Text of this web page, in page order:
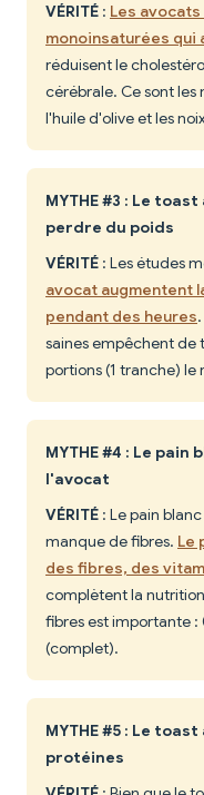
VÉRITÉ : Les
monoinsaturées qui
réduisent le
cérébrale. Ce sont les
l'huile d'olive et les
MYTHE #3 : Le
perdre du poids
VÉRITÉ : Les études
avocat augmentent
pendant des heures
saines empêchent de
portions (1 tranche)
MYTHE #4 : Le
l'avocat
VÉRITÉ : Le pain
manque de fibres. Le
des fibres, des
complètent la
fibres est importante :
(complet).
MYTHE #5 : Le
protéines